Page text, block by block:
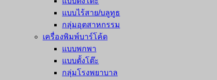
แบบไร้สาย/บลูทูธ
กลุ่มอุตสาหกรรม
เครื่องพิมพ์บาร์โค้ด
แบบพกพา
แบบตั้งโต๊ะ
กลุ่มโรงพยาบาล